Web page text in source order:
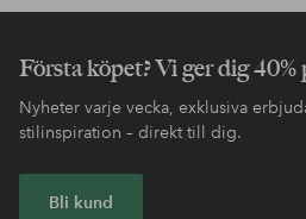
Första köpet? Vi ger dig 40%
Nyheter varje vecka, exklusiva
stilinspiration – direkt till dig.
Bli kund